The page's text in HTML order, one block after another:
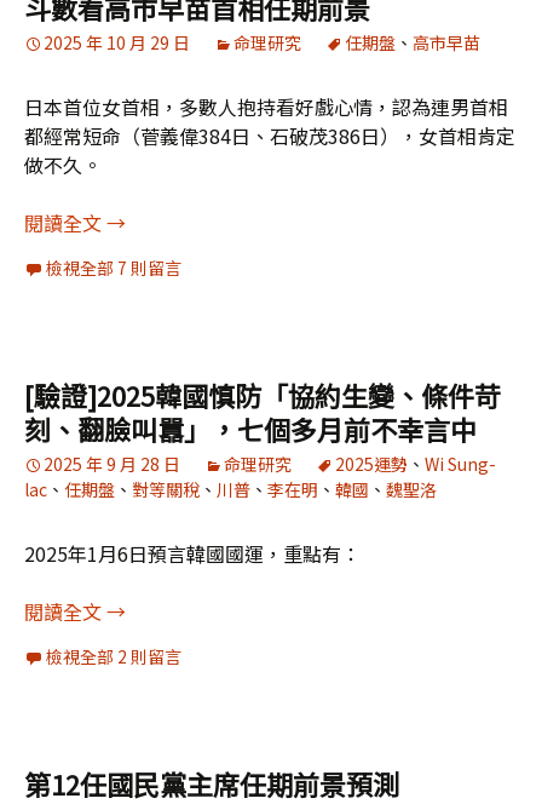
2025 年 10 月 29 日 命理研究 任期盤 、 高市早苗
日本首位女首相，多數人抱持看好戲心情，認為連男首相
都經常短命（菅義偉384日、石破茂386日），女首相肯定
做不久。
閱讀全文斗數看高市早苗首相任期前景
→
檢視全部 7 則留言
[驗證]2025韓國慎防「協約生變、條件苛
刻、翻臉叫囂」，七個多月前不幸言中
2025 年 9 月 28 日 命理研究 2025運勢 、 Wi Sung-
lac 、 任期盤 、 對等關稅 、 川普 、 李在明 、 韓國 、 魏聖洛
2025年1月6日預言韓國國運，重點有：
閱讀全文[驗證]2025韓國慎防「協約生變、條件苛刻、翻臉
→
檢視全部 2 則留言
第12任國民黨主席任期前景預測